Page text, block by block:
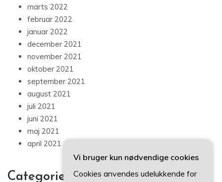
marts 2022
februar 2022
januar 2022
december 2021
november 2021
oktober 2021
september 2021
august 2021
juli 2021
juni 2021
maj 2021
april 2021
Categories
Vi bruger kun nødvendige cookies
Cookies anvendes udelukkende for